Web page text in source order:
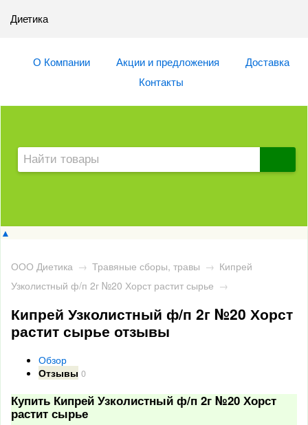
Диетика
О Компании Акции и предложения
Доставка
Контакты
▲
ООО Диетика → Травяные сборы, травы → Кипрей
Узколистный ф/п 2г №20 Хорст растит сырье →
Кипрей Узколистный ф/п 2г №20 Хорст
растит сырье отзывы
Обзор
Отзывы 0
Купить Кипрей Узколистный ф/п 2г №20 Хорст
растит сырье